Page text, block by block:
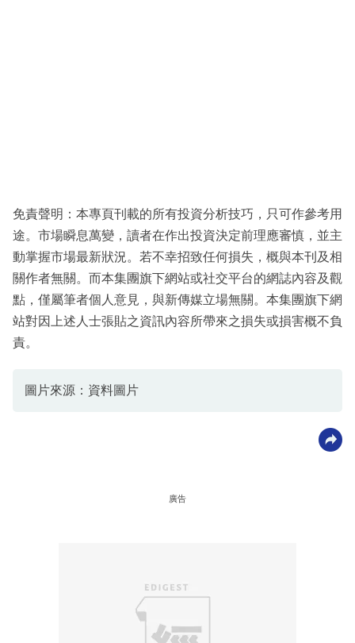
免責聲明：本專頁刊載的所有投資分析技巧，只可作參考用
途。市場瞬息萬變，讀者在作出投資決定前理應審慎，並主
動掌握市場最新狀況。若不幸招致任何損失，概與本刊及相
關作者無關。而本集團旗下網站或社交平台的網誌內容及觀
點，僅屬筆者個人意見，與新傳媒立場無關。本集團旗下網
站對因上述人士張貼之資訊內容所帶來之損失或損害概不負
責。
圖片來源：資料圖片
廣告